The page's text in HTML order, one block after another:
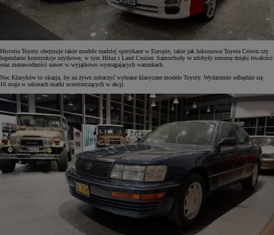
Historia Toyoty obejmuje także modele rzadziej spotykane w Europie, takie jak luksusowa Toyota Crown czy
legendarne konstrukcje użytkowe, w tym Hilux i Land Cruiser. Samochody te zdobyły renomę dzięki trwałości
oraz niezawodności nawet w wyjątkowo wymagających warunkach.
Noc Klasyków to okazja, by na żywo zobaczyć wybrane klasyczne modele Toyoty. Wydarzenie odbędzie się
16 maja w salonach marki uczestniczących w akcji.